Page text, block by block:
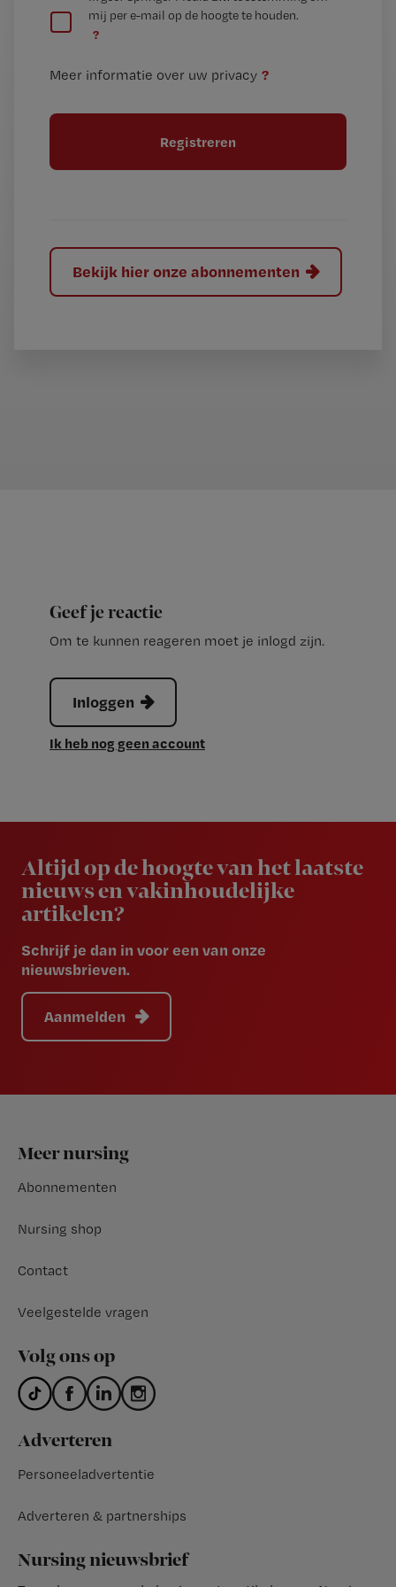
t
e
t
l
mij per e-mail op de hoogte te houden.
?
Meer informatie over uw privacy ?
Bekijk hier onze abonnementen
Geef je reactie
Om te kunnen reageren moet je inlogd zijn.
Inloggen
Ik heb nog geen account
Altijd op de hoogte van het laatste
nieuws en vakinhoudelijke
artikelen?
Schrijf je dan in voor een van onze
nieuwsbrieven.
Aanmelden
Footer
Meer nursing
Abonnementen
Nursing shop
Contact
Veelgestelde vragen
Volg ons op
Adverteren
Personeeladvertentie
Adverteren & partnerships
Nursing nieuwsbrief